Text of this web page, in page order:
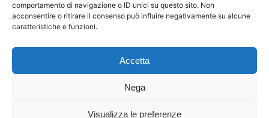
comportamento di navigazione o ID unici su questo sito. Non
acconsentire o ritirare il consenso può influire negativamente su alcune
caratteristiche e funzioni.
Accetta
Nega
Visualizza le preferenze
Condizioni di vendita
© 2026 Spicy Secrets